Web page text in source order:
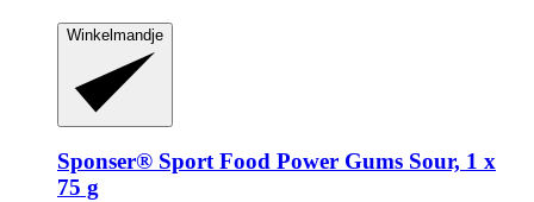
Winkelmandje
Sponser® Sport Food Power Gums Sour, 1 x
75 g